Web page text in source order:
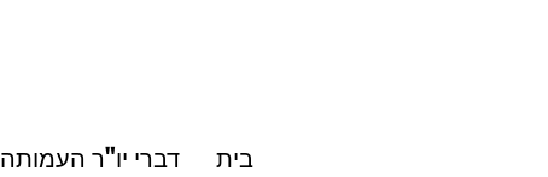
בית דברי יו"ר העמותה